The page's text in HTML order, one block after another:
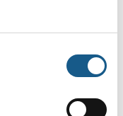
den 20. august ved
ved Vollerup,